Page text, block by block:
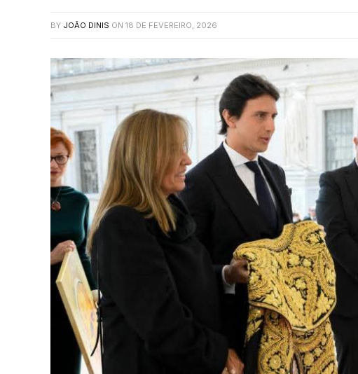
BY JOÃO DINIS ON 18 DE FEVEREIRO, 2026